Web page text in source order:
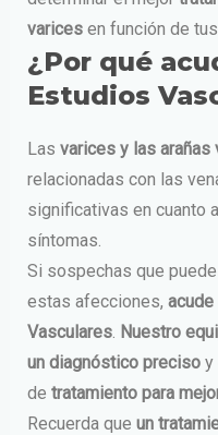
varicesen función de
¿Por qué
Estudios
Las varices y las arañas
relacionadas con las
significativas en cuanto
síntomas.
Si sospechas que
estas afecciones,
Vasculares. Nuestro
un diagnóstico precisoy
de tratamiento para
Recuerda que un